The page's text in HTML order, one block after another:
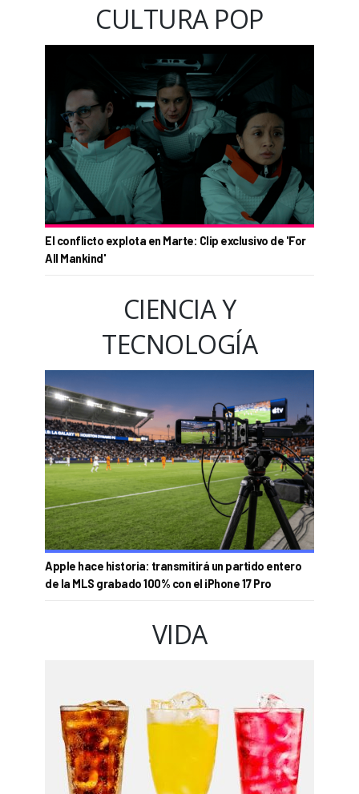
CULTURA POP
El conflicto explota en Marte: Clip exclusivo de 'For
All Mankind'
CIENCIA Y
TECNOLOGÍA
Apple hace historia: transmitirá un partido entero
de la MLS grabado 100% con el iPhone 17 Pro
VIDA